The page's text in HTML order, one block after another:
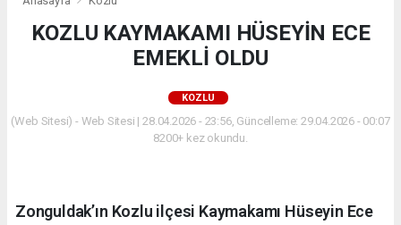
KOZLU KAYMAKAMI HÜSEYİN ECE
EMEKLİ OLDU
KOZLU
(Web Sitesi) - Web Sitesi | 28.04.2026 - 23:56, Güncelleme: 29.04.2026 - 00:07
8200+ kez okundu.
Zonguldak’ın Kozlu ilçesi Kaymakamı Hüseyin Ece